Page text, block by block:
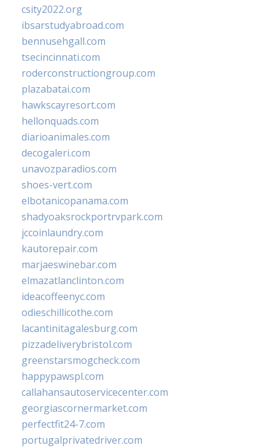
csity2022.org
ibsarstudyabroad.com
bennusehgall.com
tsecincinnati.com
roderconstructiongroup.com
plazabatai.com
hawkscayresort.com
hellonquads.com
diarioanimales.com
decogaleri.com
unavozparadios.com
shoes-vert.com
elbotanicopanama.com
shadyoaksrockportrvpark.com
jccoinlaundry.com
kautorepair.com
marjaeswinebar.com
elmazatlanclinton.com
ideacoffeenyc.com
odieschillicothe.com
lacantinitagalesburg.com
pizzadeliverybristol.com
greenstarsmogcheck.com
happypawspl.com
callahansautoservicecenter.com
georgiascornermarket.com
perfectfit24-7.com
portugalprivatedriver.com